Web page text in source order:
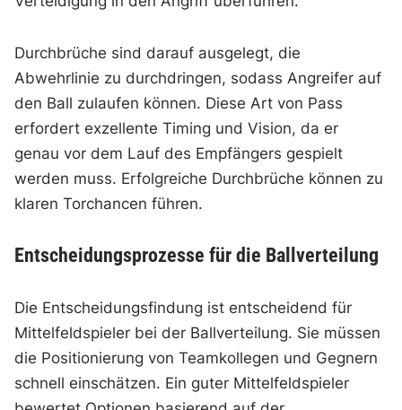
Durchbrüche sind darauf ausgelegt, die
Abwehrlinie zu durchdringen, sodass Angreifer auf
den Ball zulaufen können. Diese Art von Pass
erfordert exzellente Timing und Vision, da er
genau vor dem Lauf des Empfängers gespielt
werden muss. Erfolgreiche Durchbrüche können zu
klaren Torchancen führen.
Entscheidungsprozesse für die Ballverteilung
Die Entscheidungsfindung ist entscheidend für
Mittelfeldspieler bei der Ballverteilung. Sie müssen
die Positionierung von Teamkollegen und Gegnern
schnell einschätzen. Ein guter Mittelfeldspieler